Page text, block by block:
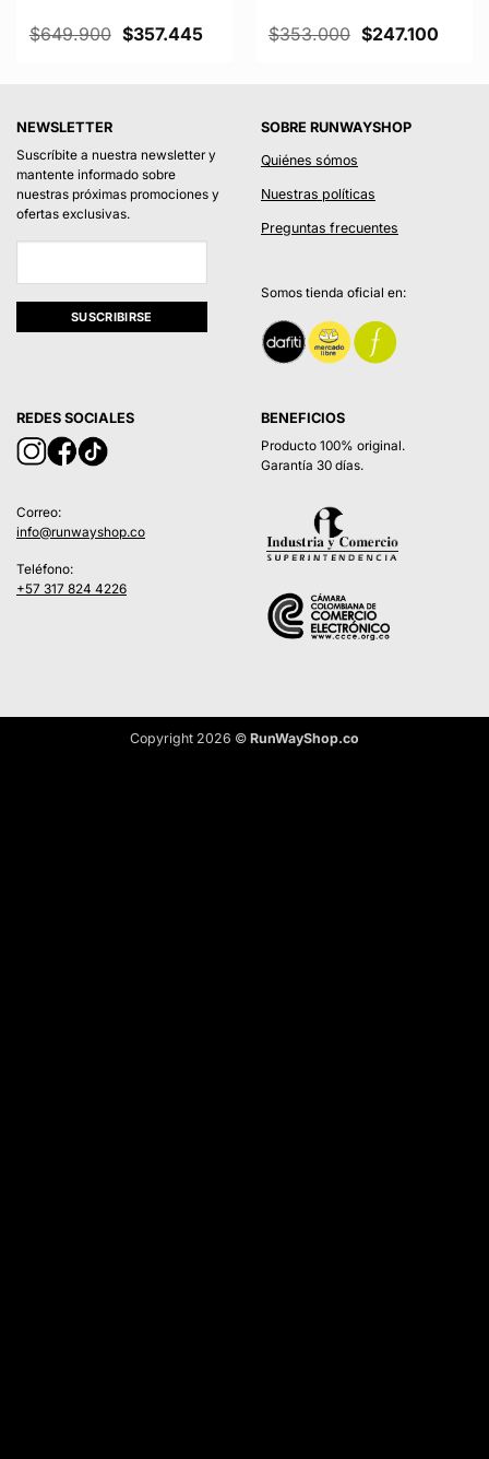
$649.900 El
precio
$357.445El
$353.000 El
precio
$247.100El
NEWSLETTER
Suscríbite a nuestra newsletter y
mantente informado sobre
nuestras próximas promociones y
ofertas exclusivas.
SOBRE RUNWAYSHOP
Quiénes sómos
Nuestras políticas
Preguntas frecuentes
Somos tienda oficial en:
REDES SOCIALES
Correo:
info@runwayshop.co
Teléfono:
+57 317 824 4226
BENEFICIOS
Producto 100% original.
Garantía 30 días.
Copyright 2026 © RunWayShop.co